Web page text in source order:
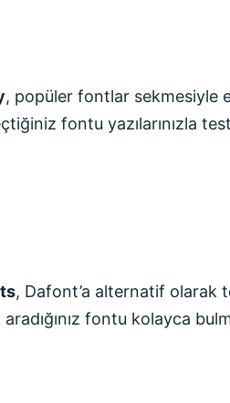
, popüler fontlar sekmesiyle
fontu yazılarınızla
, Dafont’a alternatif olarak
fontu kolayca